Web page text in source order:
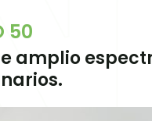
50
amplio